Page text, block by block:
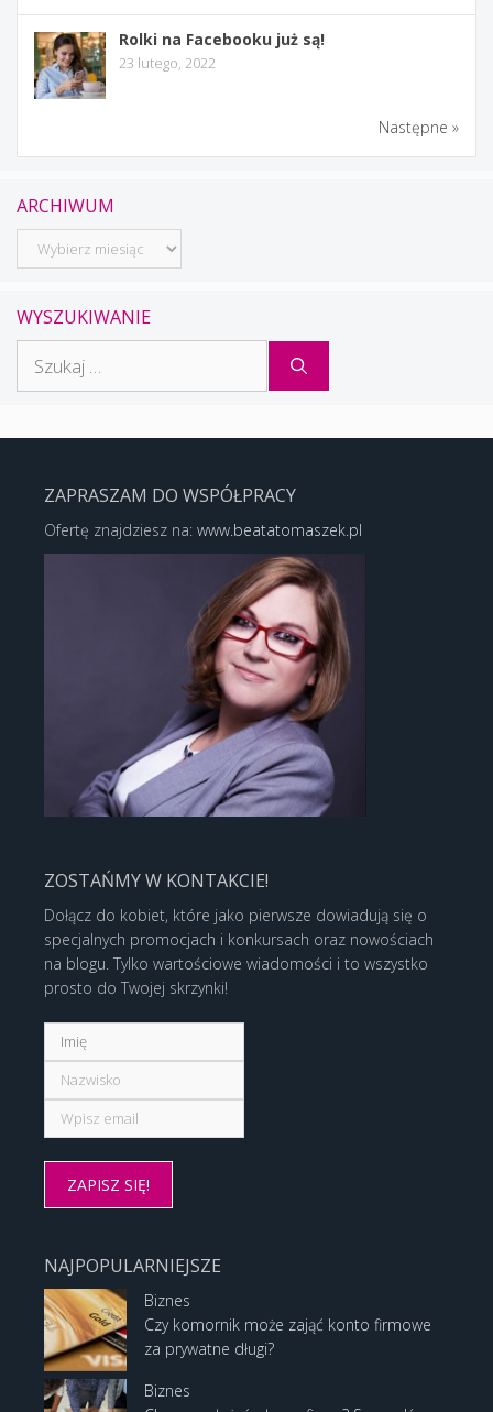
Rolki na Facebooku już są!
23 lutego, 2022
Następne »
ARCHIWUM
Archiwum
WYSZUKIWANIE
ZAPRASZAM DO WSPÓŁPRACY
Ofertę znajdziesz na: www.beatatomaszek.pl
ZOSTAŃMY W KONTAKCIE!
Dołącz do kobiet, które jako pierwsze dowiadują się o
specjalnych promocjach i konkursach oraz nowościach
na blogu. Tylko wartościowe wiadomości i to wszystko
prosto do Twojej skrzynki!
NAJPOPULARNIEJSZE
Biznes
Czy komornik może zająć konto firmowe
za prywatne długi?
Biznes